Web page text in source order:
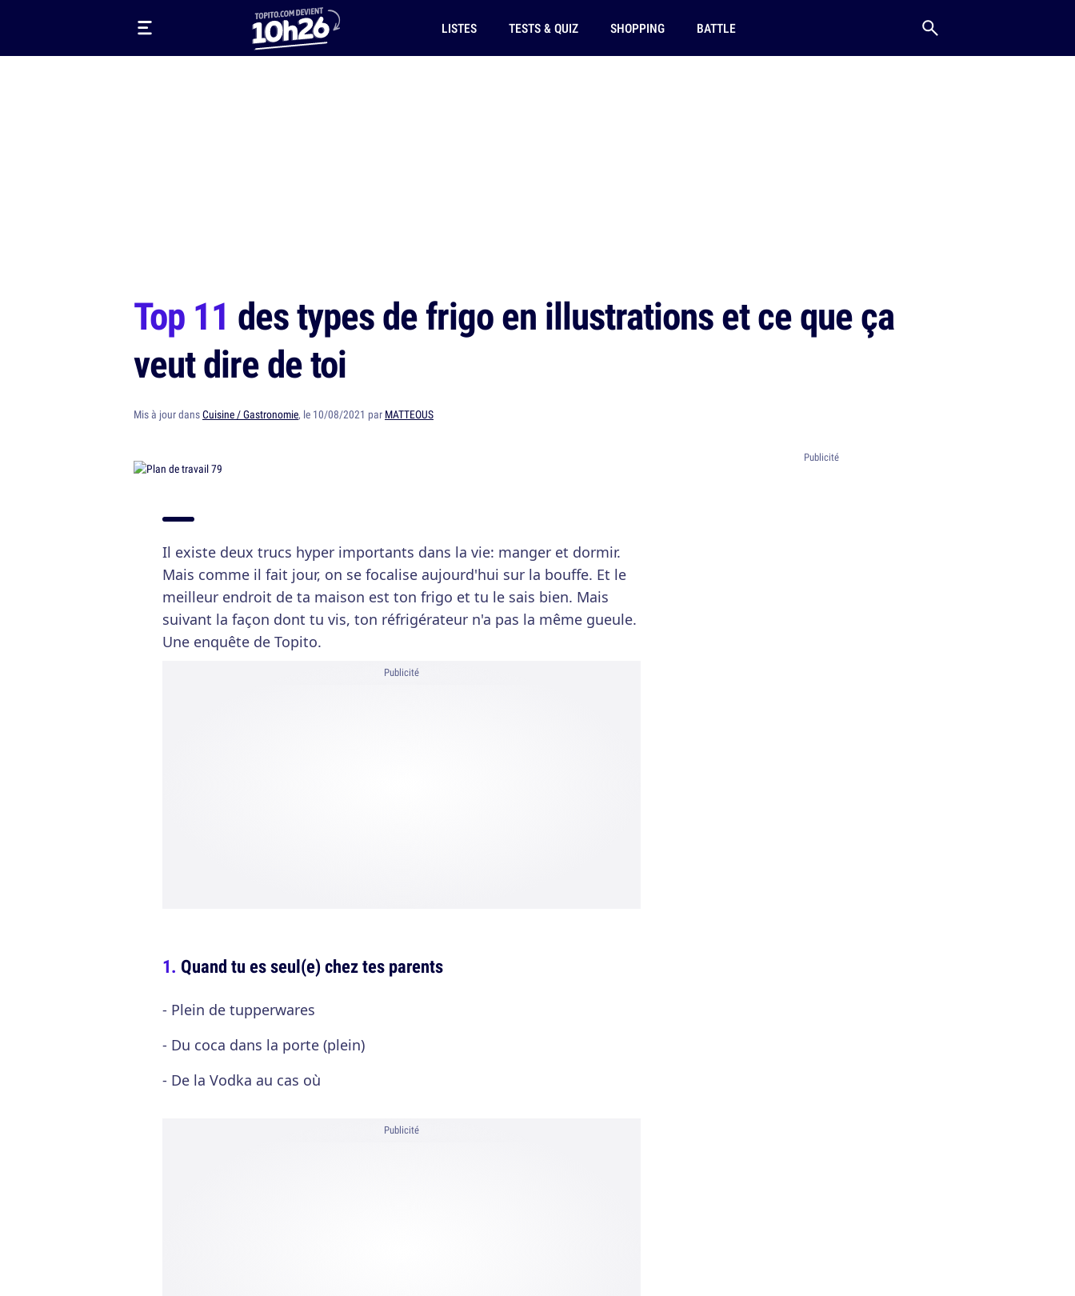
LISTES TESTS & QUIZ SHOPPING BATTLE
Top 11 des types de frigo en illustrations et ce que ça
veut dire de toi
Mis à jour dansCuisine / Gastronomie, le 10/08/2021 par MATTEOUS
Il existe deux trucs hyper importants dans la vie: manger et dormir.
Mais comme il fait jour, on se focalise aujourd'hui sur la bouffe. Et le
meilleur endroit de ta maison est ton frigo et tu le sais bien. Mais
suivant la façon dont tu vis, ton réfrigérateur n'a pas la même gueule.
Une enquête de Topito.
Publicité
Quand tu es seul(e) chez tes parents
- Plein de tupperwares
- Du coca dans la porte (plein)
- De la Vodka au cas où
Publicité